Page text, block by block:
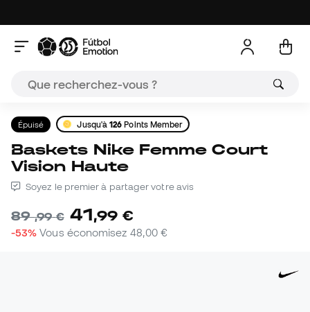
Épuisé Jusqu'à126 Points Member
Baskets Nike Femme Court
Vision Haute
Soyez le premier à partager votre avis
89,99 € 41,99 €
-53% Vous économisez 48,00 €